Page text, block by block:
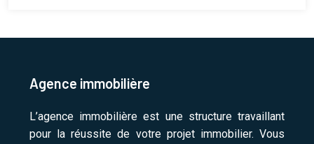
Agence immobilière
L’agence immobilière est une structure travaillant
pour la réussite de votre projet immobilier. Vous